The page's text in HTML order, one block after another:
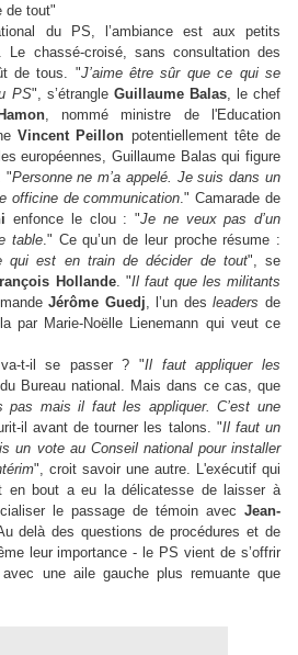
de tout"
du PS, l’ambiance est aux petits
Le chassé-croisé, sans consultation des
de tous. "J’aime être sûr que ce qui se
PS", s’étrangle Guillaume Balas, le chef
, nommé ministre de l'Education
Vincent Peillon potentiellement tête de
européennes, Guillaume Balas qui figure
"Personne ne m’a appelé. Je suis dans un
officine de communication." Camarade de
enfonce le clou : "Je ne veux pas d’un
table." Ce qu’un de leur proche résume :
qui est en train de décider de tout", se
Hollande. "Il faut que les militants
Jérôme Guedj, l’un desleaders de
par Marie-Noëlle Lienemann qui veut ce
t-il se passer ? "Il faut appliquer les
Bureau national. Mais dans ce cas, que
pas mais il faut les appliquer. C’est une
il avant de tourner les talons. "Il faut un
un vote au Conseil national pour installer
", croit savoir une autre. L'exécutif qui
en bout a eu la délicatesse de laisser à
le passage de témoin avec Jean-
delà des questions de procédures et de
leur importance - le PS vient de s’offrir
une aile gauche plus remuante que